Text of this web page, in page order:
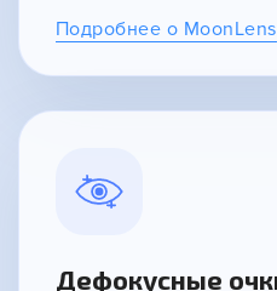
Подробнее о MoonLens
Дефокусные